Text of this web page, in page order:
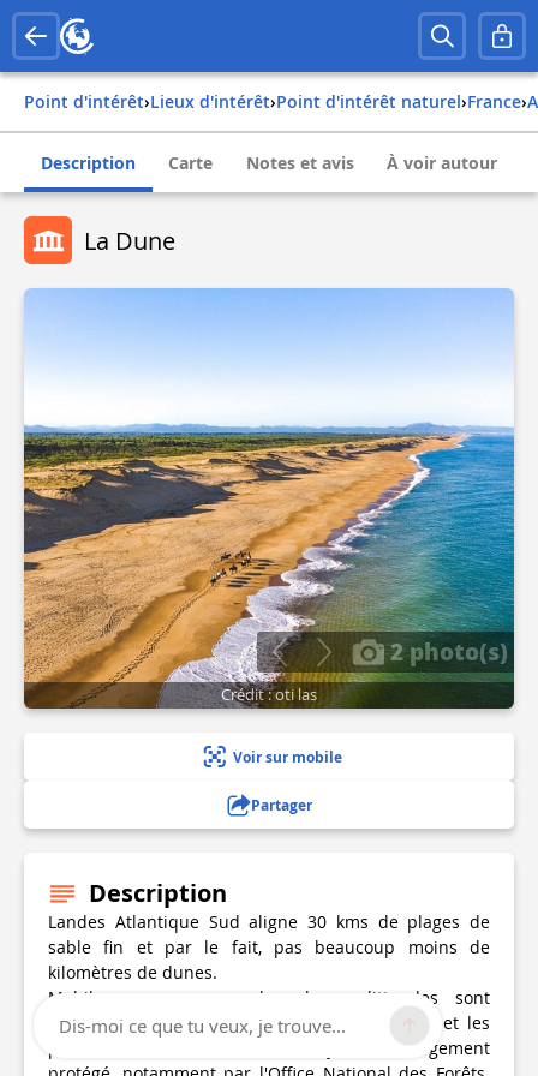
Point d'intérêt› Lieux d'intérêt› Point d'intérêt naturel› france›
Description Carte Notes et avis À voir autour
La Dune
2 photo(s)
Crédit : oti las
Voir sur mobile
Partager
Description
Landes Atlantique Sud aligne 30 kms de plages de
sable fin et par le fait, pas beaucoup moins de
kilomètres de dunes.
Mobiles par essence, les dunes littorales sont
naturellement façonnées par le sable, le vent et les
plantes. Le cordon dunaire est aujourd'hui largement
Dis-moi ce que tu veux, je trouve...